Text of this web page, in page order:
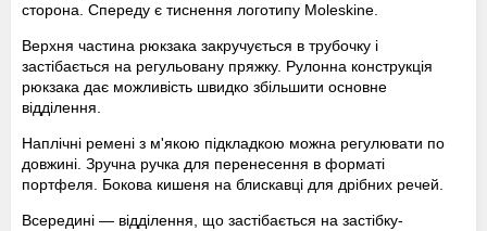
сторона. Спереду є тиснення логотипу Moleskine.
Верхня частина рюкзака закручується в трубочку і
застібається на регульовану пряжку. Рулонна конструкція
рюкзака дає можливість швидко збільшити основне
відділення.
Наплічні ремені з м'якою підкладкою можна регулювати по
довжині. Зручна ручка для перенесення в форматі
портфеля. Бокова кишеня на блискавці для дрібних речей.
Всередині — відділення, що застібається на застібку-